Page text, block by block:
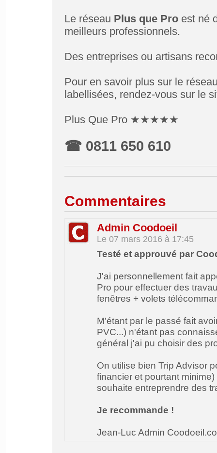
Le réseau Plus que Proest né
meilleurs professionnels.
Des entreprises ou artisans
Pour en savoir plus sur le
labellisées, rendez-vous sur le
Plus Que Pro ★★★★★
☎ 0811 650 610
Commentaires
Admin Coodoeil
Le 07 mars 2016 à 17:45
Testé et approuvé par
J'ai personnellement fait
Pro pour effectuer des
fenêtres + volets
M'étant par le passé fait
PVC...) n'étant pas
général j'ai pu choisir des
On utilise bien Trip Advisor
financier et pourtant
souhaite entreprendre des
Je recommande !
Jean-Luc Admin